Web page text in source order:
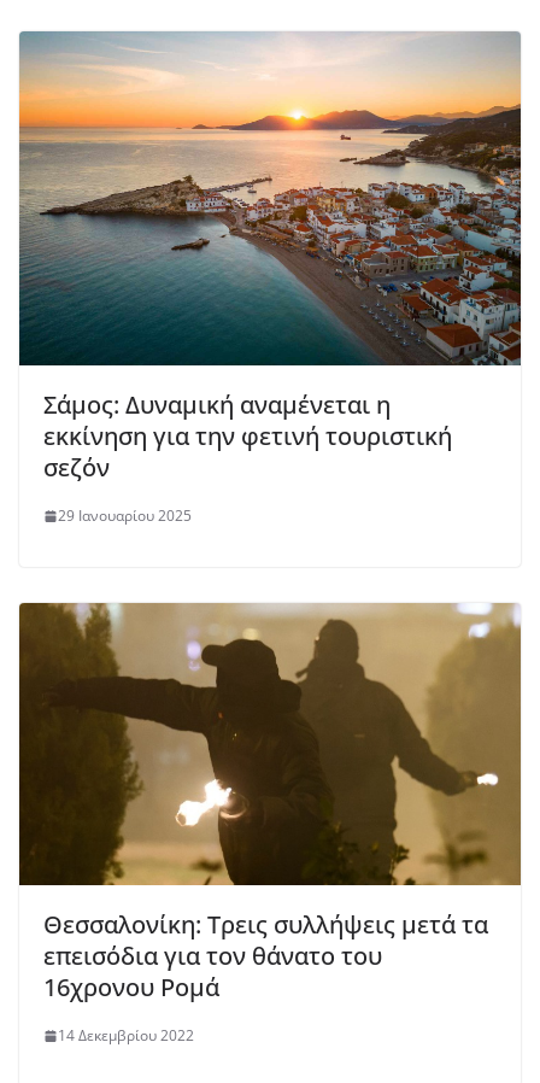
Σάμος: Δυναμική αναμένεται η
εκκίνηση για την φετινή τουριστική
σεζόν
29 Ιανουαρίου 2025
Θεσσαλονίκη: Τρεις συλλήψεις μετά τα
επεισόδια για τον θάνατο του
16χρονου Ρομά
14 Δεκεμβρίου 2022